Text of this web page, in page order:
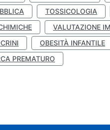
TOSSICOLOGIA
VALUTAZIONE
OBESITÀ INFANTILE
PREMATURO